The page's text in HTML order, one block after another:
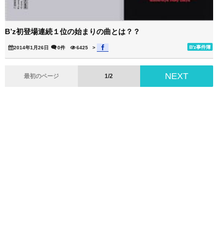
B’z初登場連続１位の始まりの曲とは？？
2014年1月26日 B'z事件簿
0件 6425 >
最初のページ 1/2 NEXT